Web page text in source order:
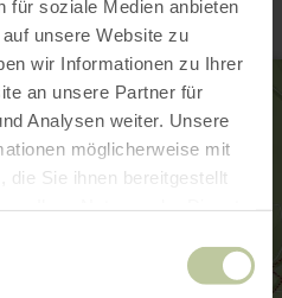
für soziale Medien anbieten
unsere Website zu
wir Informationen zu Ihrer
an unsere Partner für
Analysen weiter. Unsere
möglicherweise mit
die Sie ihnen bereitgestellt